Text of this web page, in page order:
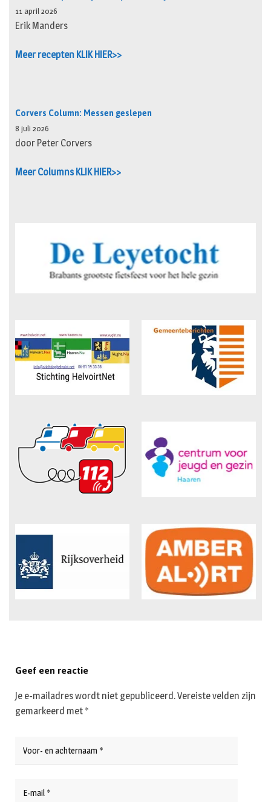
11 april 2026
Erik Manders
Meer recepten KLIK HIER>>
Corvers Column: Messen geslepen
8 juli 2026
door Peter Corvers
Meer Columns KLIK HIER>>
Geef een reactie
Je e-mailadres wordt niet gepubliceerd.Vereiste velden zijn
gemarkeerd met *